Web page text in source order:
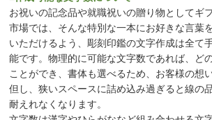
お祝いの記念品や就職祝いの贈り物としてギ
市場では、そんな特別な一本にお好きな言葉
いただけるよう、彫刻印鑑の文字作成は全て
能です。物理的に可能な文字数であれば、ど
ことができ、書体も選べるため、お客様の想
但し、狭いスペースに詰め込み過ぎると線の
耐えれなくなります。